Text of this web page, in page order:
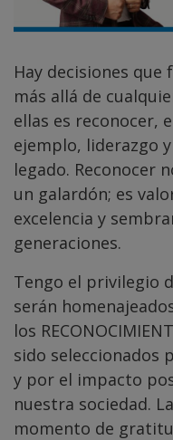
Hay decisiones que
más allá de
ellas es reconocer,
ejemplo, liderazgo
legado. Reconocer
un galardón; es
excelencia y
generaciones.
Tengo el privilegio
serán
los
sido seleccionados
y por el impacto
nuestra sociedad.
momento de